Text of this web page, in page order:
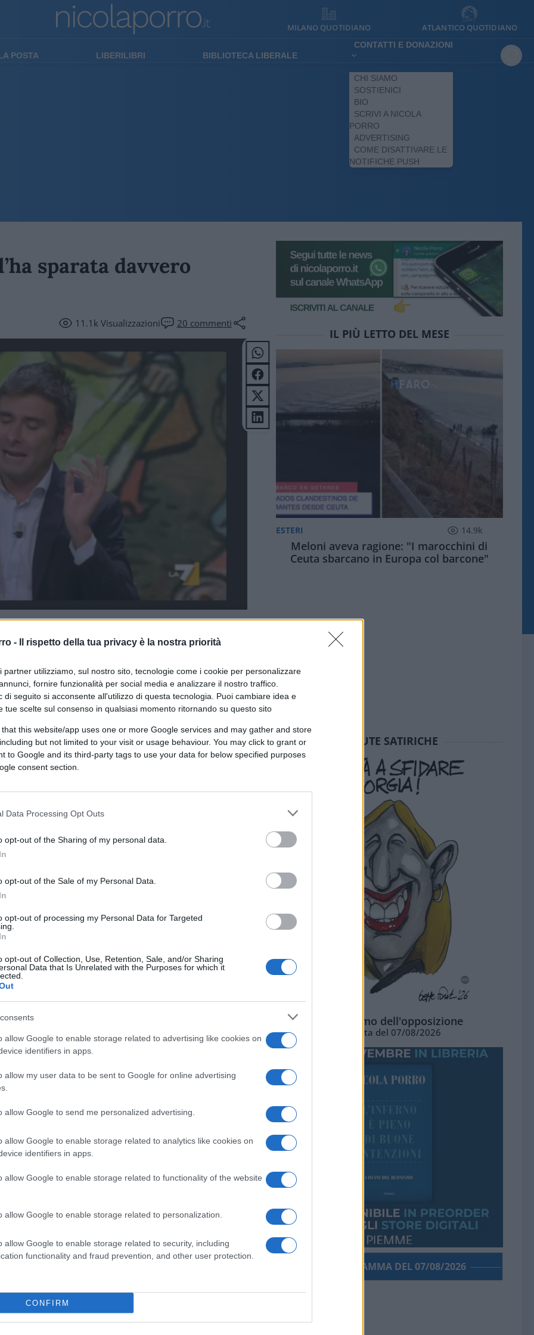
- Il rispetto della tua privacy è la nostra priorità
partner utilizziamo, sul nostro sito, tecnologie come i cookie per personalizzare
fornire funzionalità per social media e analizzare il nostro traffico.
di seguito si acconsente all'utilizzo di questa tecnologia. Puoi cambiare idea e
tue scelte sul consenso in qualsiasi momento ritornando su questo sito
that this website/app uses one or more Google services and may gather and store
but not limited to your visit or usage behaviour. You may click to grant or
to Google and its third-party tags to use your data for below specified purposes
consent section.
Data Processing Opt Outs
opt-out of the Sharing of my personal data.
opt-out of the Sale of my Personal Data.
opt-out of processing my Personal Data for Targeted
opt-out of Collection, Use, Retention, Sale, and/or Sharing
Data that Is Unrelated with the Purposes for which it
allow Google to enable storage related to advertising like cookies on
identifiers in apps.
allow my user data to be sent to Google for online advertising
allow Google to send me personalized advertising.
allow Google to enable storage related to analytics like cookies on
identifiers in apps.
allow Google to enable storage related to functionality of the website
allow Google to enable storage related to personalization.
allow Google to enable storage related to security, including
functionality and fraud prevention, and other user protection.
CONFIRM
MILANO QUOTIDIANO ATLANTICO QUOTIDIANO
POSTA LIBERILIBRI BIBLIOTECA LIBERALE
CONTATTI E DONAZIONI
CHI SIAMO
SOSTIENICI
BIO
SCRIVI A NICOLA
PORRO
ADVERTISING
COME DISATTIVARE LE
NOTIFICHE PUSH
sparata davvero
11.1kVisualizzazioni 20 commenti
su Google CLICCA QUI
0:00/--:--
veste di bilioso commentatore di
della puntata del 7 novembre ha
le banche e i soliti poteri forti che
di sfuggita il tema sempre caldo
al giornalismo d’informazione
stesso sistema sanitario sarebbe
causa soprattutto del misterioso long-
fenice,
la sicumera con cui espone le sua
gli extra profitti delle banche per
che sono stati messi nella
anche per il long-Covid e per una
e psichiatriche dovute al Covid”.
tralasciando gli aspetti psicologici e
citati da Di Battista, che li ha tirati
piuttosto sconclusionato,
ma dopo quasi 4 anni dall’inizio di
pandemia estinta da tempo
restrittive adottate in Italia, egli
farci credere che
letteralmente sovraccarichi di una
patologica chiamata long-Covid?
di risanare il bilancio pubblico
secondo un calcolo del
ogni jet, il governo in carica dovrebbe
IL PIÙ LETTO DEL MESE
ESTERI 14.9k
Meloni aveva ragione: "I marocchini di
Ceuta sbarcano in Europa col barcone"
SEDUTE SATIRICHE
L'ottimismo dell'opposizione
Vignetta del 07/08/2026
PORROGRAMMA DEL 07/08/2026